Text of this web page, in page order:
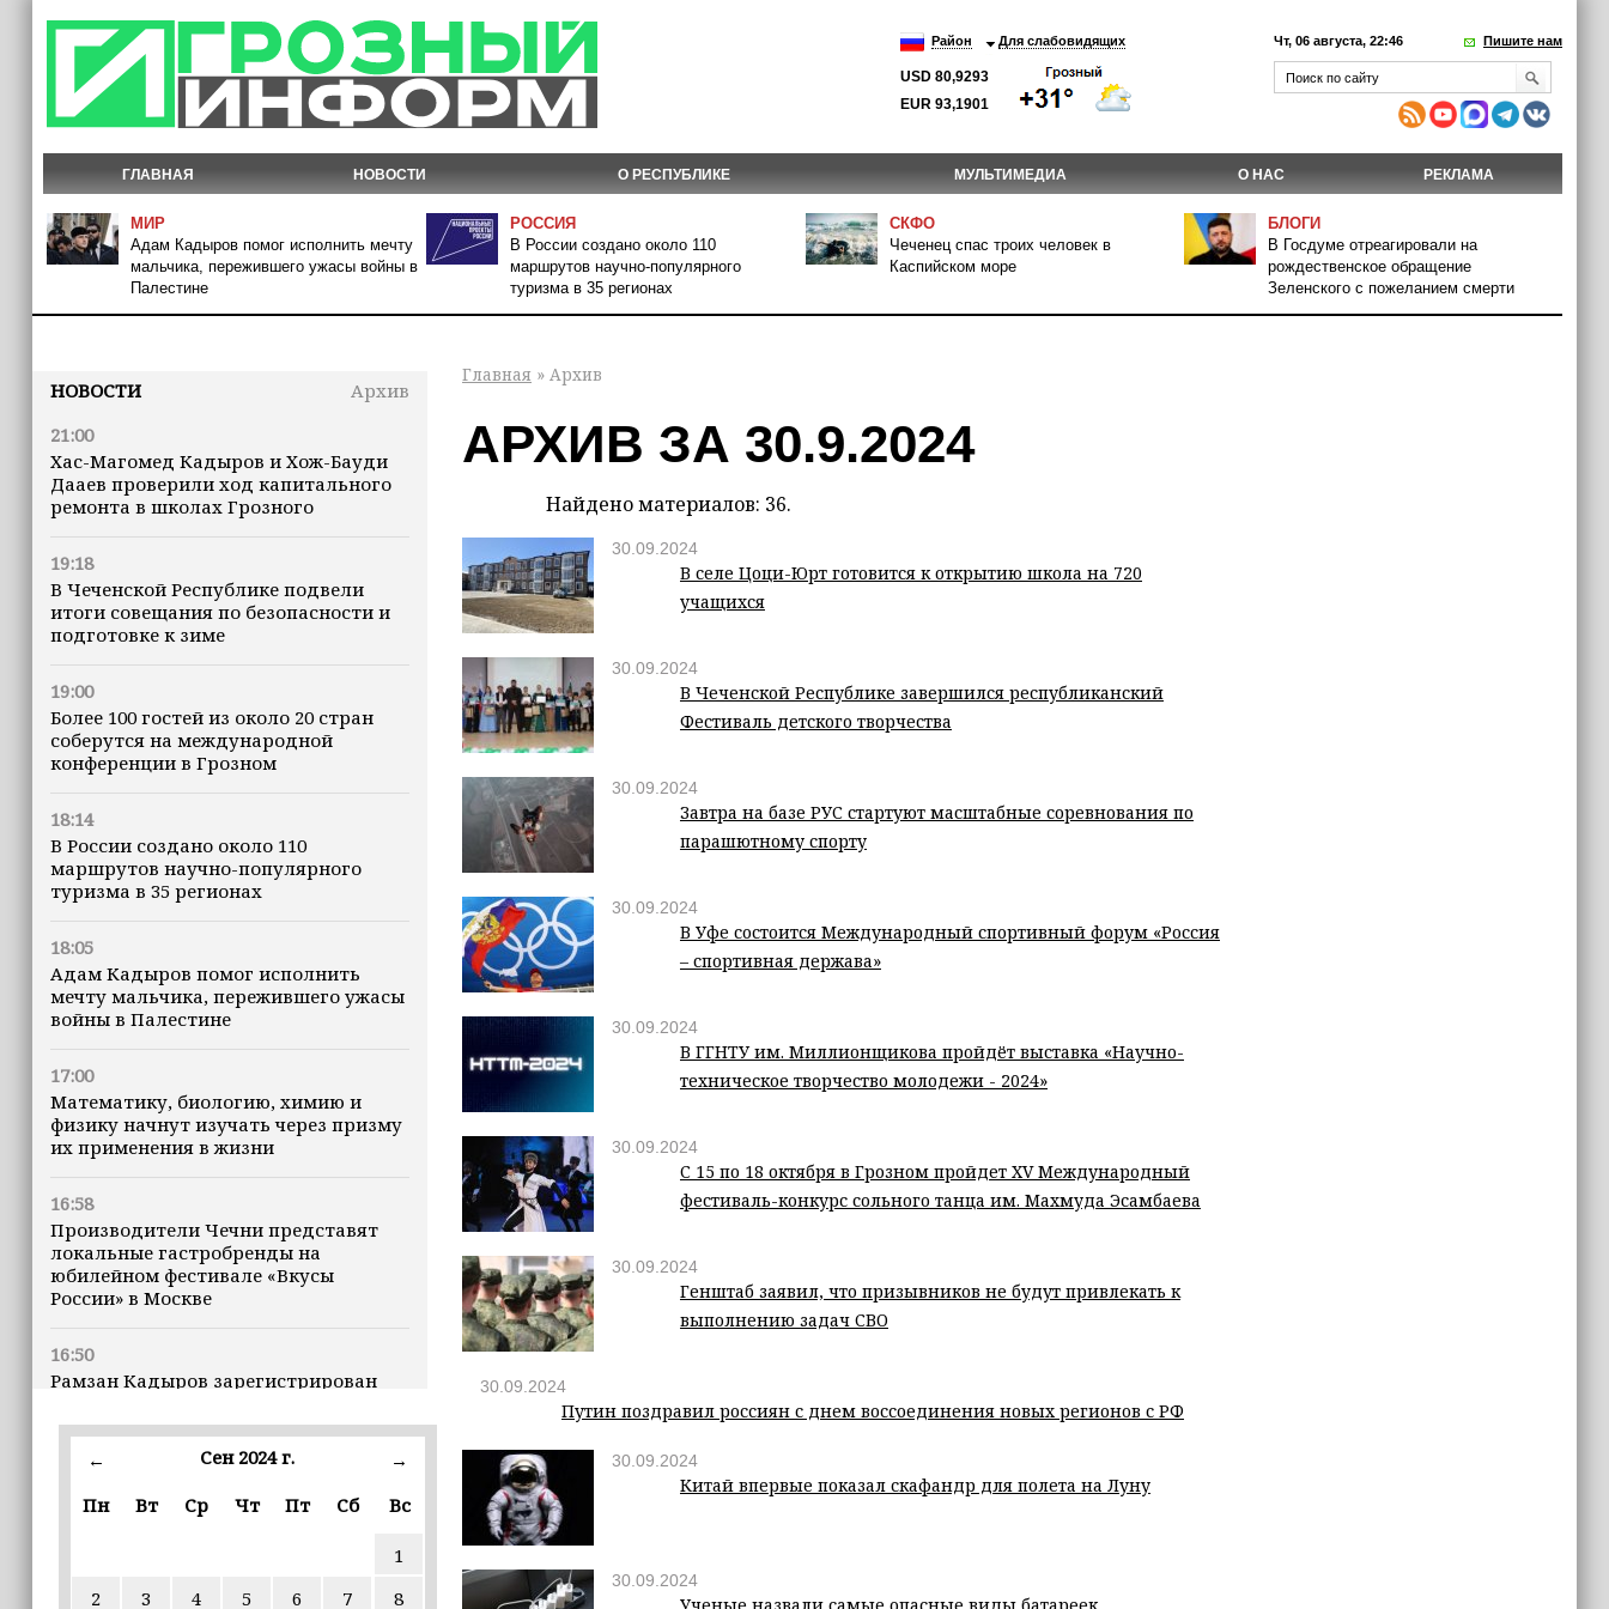
Район Для слабовидящих
USD 80,9293
EUR 93,1901
Чт, 06 августа, 22:46 Пишите нам
ГЛАВНАЯ НОВОСТИ О РЕСПУБЛИКЕ МУЛЬТИМЕДИА О НАС РЕКЛАМА
МИР
Адам Кадыров помог исполнить мечту
мальчика, пережившего ужасы войны в
Палестине
РОССИЯ
В России создано около 110
маршрутов научно-популярного
туризма в 35 регионах
СКФО
Чеченец спас троих человек в
Каспийском море
БЛОГИ
В Госдуме отреагировали на
рождественское обращение
Зеленского с пожеланием смерти
НОВОСТИ
Архив
21:00
Хас-Магомед Кадыров и Хож-Бауди
Дааев проверили ход капитального
ремонта в школах Грозного
19:18
В Чеченской Республике подвели
итоги совещания по безопасности и
подготовке к зиме
19:00
Более 100 гостей из около 20 стран
соберутся на международной
конференции в Грозном
18:14
В России создано около 110
маршрутов научно-популярного
туризма в 35 регионах
18:05
Адам Кадыров помог исполнить
мечту мальчика, пережившего ужасы
войны в Палестине
17:00
Математику, биологию, химию и
физику начнут изучать через призму
их применения в жизни
16:58
Производители Чечни представят
локальные гастробренды на
юбилейном фестивале «Вкусы
России» в Москве
16:50
Рамзан Кадыров зарегистрирован
16:47
землетрясения, рассказала
16:12
← Сен 2024 г.
→
Пн
Вт Ср Чт Пт Сб Вс
1
2
3 4 5 6 7 8
Главная » Архив
АРХИВ ЗА 30.9.2024
Найдено материалов: 36.
30.09.2024
В селе Цоци-Юрт готовится к открытию школа на 720
учащихся
30.09.2024
В Чеченской Республике завершился республиканский
Фестиваль детского творчества
30.09.2024
Завтра на базе РУС стартуют масштабные соревнования по
парашютному спорту
30.09.2024
В Уфе состоится Международный спортивный форум «Россия
– спортивная держава»
30.09.2024
В ГГНТУ им. Миллионщикова пройдёт выставка «Научно-
техническое творчество молодежи - 2024»
30.09.2024
С 15 по 18 октября в Грозном пройдет XV Международный
фестиваль-конкурс сольного танца им. Махмуда Эсамбаева
30.09.2024
Генштаб заявил, что призывников не будут привлекать к
выполнению задач СВО
30.09.2024
Путин поздравил россиян с днем воссоединения новых регионов с РФ
30.09.2024
Китай впервые показал скафандр для полета на Луну
30.09.2024